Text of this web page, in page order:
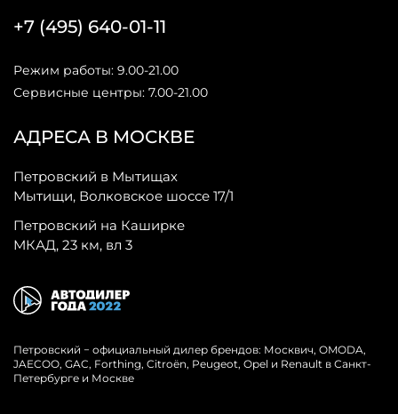
АДРЕСА В МОСКВЕ
Петровский в Мытищах
Мытищи, Волковское шоссе 17/1
Петровский на Каширке
МКАД, 23 км, вл 3
+7 (495) 640-01-11
Режим работы: 9.00-21.00
Сервисные центры: 7.00-21.00
Петровский − официальный дилер брендов: Москвич, OMODA,
JAECOO, GAC, Forthing, Citroёn, Peugeot, Opel и Renault в Санкт-
Петербурге и Москве